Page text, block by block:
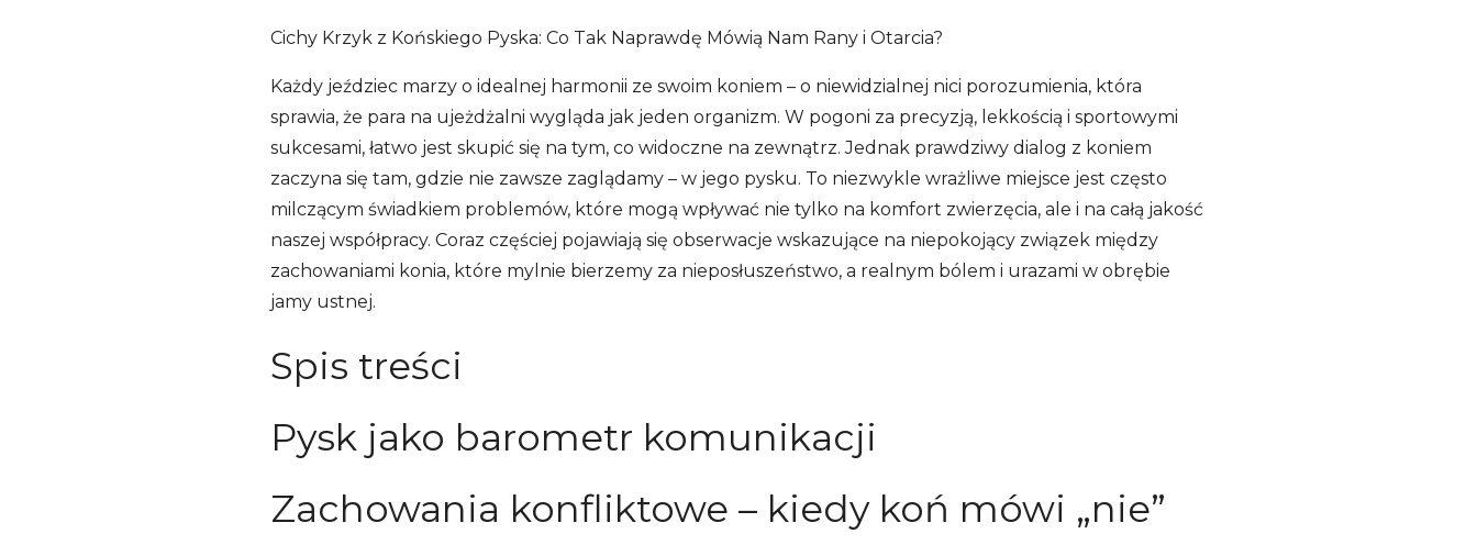
Cichy Krzyk z Końskiego Pyska: Co Tak Naprawdę Mówią Nam Rany i Otarcia?
Każdy jeździec marzy o idealnej harmonii ze swoim koniem – o niewidzialnej nici porozumienia, która
sprawia, że para na ujeżdżalni wygląda jak jeden organizm. W pogoni za precyzją, lekkością i sportowymi
sukcesami, łatwo jest skupić się na tym, co widoczne na zewnątrz. Jednak prawdziwy dialog z koniem
zaczyna się tam, gdzie nie zawsze zaglądamy – w jego pysku. To niezwykle wrażliwe miejsce jest często
milczącym świadkiem problemów, które mogą wpływać nie tylko na komfort zwierzęcia, ale i na całą jakość
naszej współpracy. Coraz częściej pojawiają się obserwacje wskazujące na niepokojący związek między
zachowaniami konia, które mylnie bierzemy za nieposłuszeństwo, a realnym bólem i urazami w obrębie
jamy ustnej.
Spis treści
Pysk jako barometr komunikacji
Zachowania konfliktowe – kiedy koń mówi „nie”